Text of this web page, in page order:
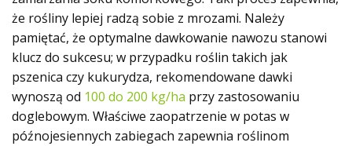
że rośliny lepiej radzą sobie z mrozami. Należy
pamiętać, że optymalne dawkowanie nawozu stanowi
klucz do sukcesu; w przypadku roślin takich jak
pszenica czy kukurydza, rekomendowane dawki
wynoszą od 100 do 200 kg/ha przy zastosowaniu
doglebowym. Właściwe zaopatrzenie w potas w
późnojesiennych zabiegach zapewnia roślinom